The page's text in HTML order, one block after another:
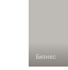
Бизнес